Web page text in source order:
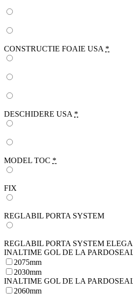
CONSTRUCTIE FOAIE USA *
DESCHIDERE USA *
MODEL TOC *
FIX
REGLABIL PORTA SYSTEM
REGLABIL PORTA SYSTEM
INALTIME GOL DE LA
2075mm
2030mm
INALTIME GOL DE LA
2060mm